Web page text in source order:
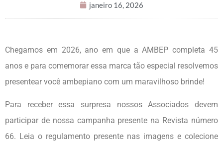
janeiro 16, 2026
Chegamos em 2026, ano em que a AMBEP completa 45
anos e para comemorar essa marca tão especial resolvemos
presentear você ambepiano com um maravilhoso brinde!
Para receber essa surpresa nossos Associados devem
participar de nossa campanha presente na Revista número
66. Leia o regulamento presente nas imagens e colecione